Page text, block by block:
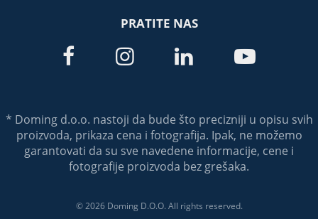
PRATITE NAS
   
* Doming d.o.o. nastoji da bude što precizniji u opisu svih
proizvoda, prikaza cena i fotografija. Ipak, ne možemo
garantovati da su sve navedene informacije, cene i
fotografije proizvoda bez grešaka.
© 2026 Doming D.O.O. All rights reserved.